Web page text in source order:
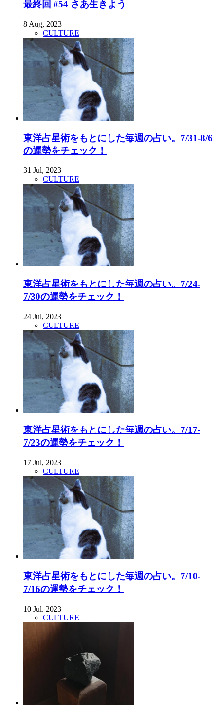
最終回 #54 さあ生きよう
8 Aug, 2023
CULTURE
東洋占星術をもとにした毎週の占い。7/31-8/6
の運勢をチェック！
31 Jul, 2023
CULTURE
東洋占星術をもとにした毎週の占い。7/24-
7/30の運勢をチェック！
24 Jul, 2023
CULTURE
東洋占星術をもとにした毎週の占い。7/17-
7/23の運勢をチェック！
17 Jul, 2023
CULTURE
東洋占星術をもとにした毎週の占い。7/10-
7/16の運勢をチェック！
10 Jul, 2023
CULTURE